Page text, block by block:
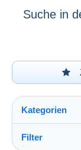
Suche in
Kategorien
Filter